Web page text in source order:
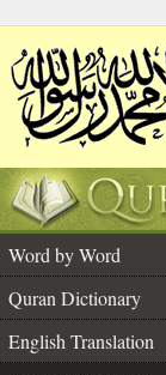
Word by Word
Quran Dictionary
English Translation